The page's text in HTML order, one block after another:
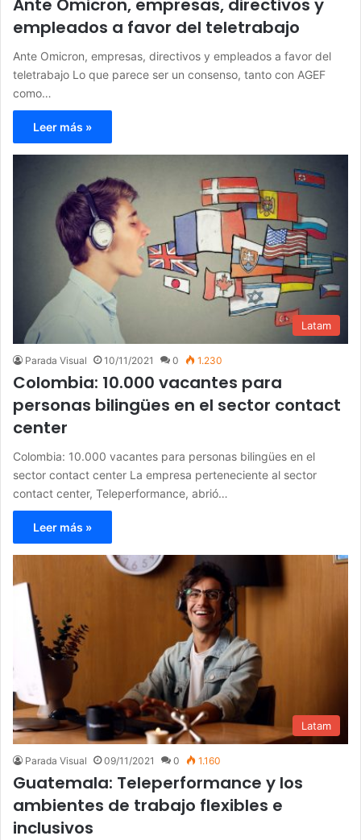
Ante Omicron, empresas, directivos y
empleados a favor del teletrabajo
Ante Omicron, empresas, directivos y empleados a favor del
teletrabajo Lo que parece ser un consenso, tanto con AGEF
como…
Leer más »
Latam
Parada Visual 10/11/2021 0 1.230
Colombia: 10.000 vacantes para
personas bilingües en el sector contact
center
Colombia: 10.000 vacantes para personas bilingües en el
sector contact center La empresa perteneciente al sector
contact center, Teleperformance, abrió…
Leer más »
Latam
Parada Visual 09/11/2021 0 1.160
Guatemala: Teleperformance y los
ambientes de trabajo flexibles e
inclusivos